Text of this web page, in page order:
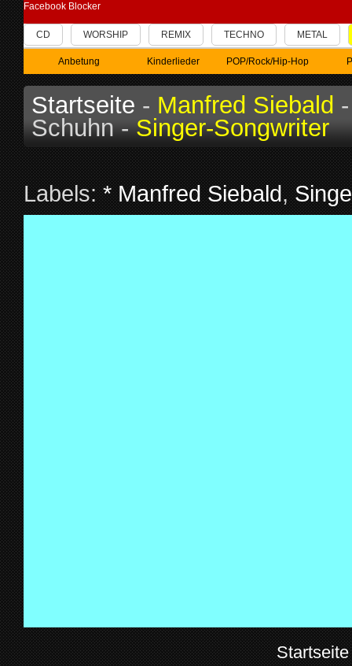
CD WORSHIP REMIX TECHNO METAL
Anbetung Kinderlieder POP/Rock/Hip-Hop
Facebook Blocker
Startseite - Manfred Siebald
Schuhn -Singer-Songwriter
Labels:* Manfred Siebald,
Startseite